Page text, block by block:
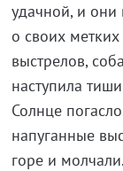
удачной, и они
о своих
выстрелов,
наступила
Солнце
напуганные
горе и